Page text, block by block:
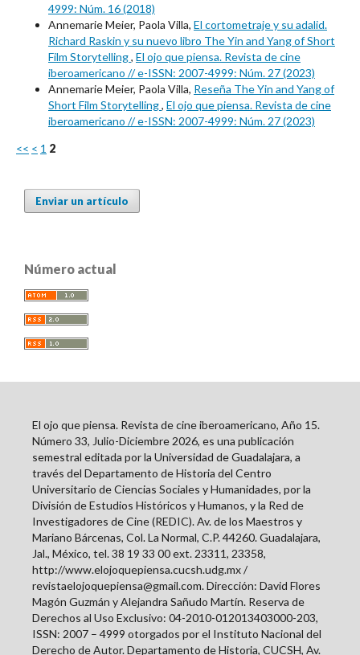
4999: Núm. 16 (2018)
Annemarie Meier, Paola Villa, El cortometraje y su adalid.
Richard Raskin y su nuevo libro The Yin and Yang of Short
Film Storytelling, El ojo que piensa. Revista de cine
iberoamericano // e-ISSN: 2007-4999: Núm. 27 (2023)
Annemarie Meier, Paola Villa, Reseña The Yin and Yang of
Short Film Storytelling, El ojo que piensa. Revista de cine
iberoamericano // e-ISSN: 2007-4999: Núm. 27 (2023)
<< < 1 2
Enviar un artículo
Número actual
El ojo que piensa. Revista de cine iberoamericano, Año 15.
Número 33, Julio-Diciembre 2026, es una publicación
semestral editada por la Universidad de Guadalajara, a
través del Departamento de Historia del Centro
Universitario de Ciencias Sociales y Humanidades, por la
División de Estudios Históricos y Humanos, y la Red de
Investigadores de Cine (REDIC). Av. de los Maestros y
Mariano Bárcenas, Col. La Normal, C.P. 44260. Guadalajara,
Jal., México, tel. 38 19 33 00 ext. 23311, 23358,
http://www.elojoquepiensa.cucsh.udg.mx /
revistaelojoquepiensa@gmail.com. Dirección: David Flores
Magón Guzmán y Alejandra Sañudo Martín. Reserva de
Derechos al Uso Exclusivo: 04-2010-012013403000-203,
ISSN: 2007 – 4999 otorgados por el Instituto Nacional del
Derecho de Autor. Departamento de Historia, CUCSH, Av.